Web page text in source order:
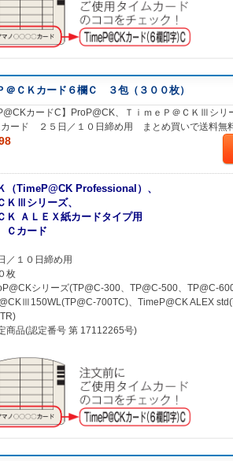
＠ＣＫカード６欄Ｃ ３包（３００枚）
カードC】ProP@CK、ＴｉｍｅＰ＠ＣＫⅢシリ
カード ２５日／１０日締め用 まとめ買いで送料無
（TimeP@CK Professional）、
ＫⅢシリーズ、
Ｋ ＡＬＥＸ紙カードタイプ用
Ｃカード
／１０日締め用
枚
シリーズ(TP@C-300、TP@C-500、TP@C-
700TC)、TimeP@CK ALEX
商品(認定番号 第 17112265号)